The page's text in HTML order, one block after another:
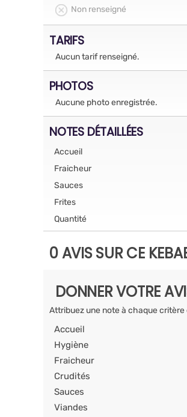
Non renseigné
TARIFS
Aucun tarif renseigné.
PHOTOS
Aucune photo enregistrée.
NOTES DÉTAILLÉES
Accueil
Fraicheur
Sauces
Frites
Quantité
0 AVIS SUR CE
DONNER VOTRE
Attribuez une note à chaque
Accueil
Hygiène
Fraicheur
Crudités
Sauces
Viandes